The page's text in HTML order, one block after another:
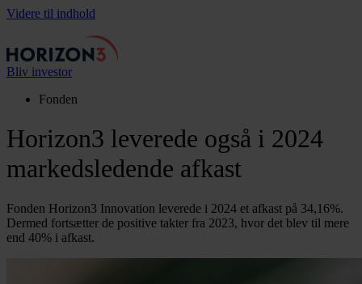
Videre til indhold
Bliv investor
Fonden
Horizon3 leverede også i 2024
markedsledende afkast
Fonden Horizon3 Innovation leverede i 2024 et afkast på 34,16%.
Dermed fortsætter de positive takter fra 2023, hvor det blev til mere
end 40% i afkast.